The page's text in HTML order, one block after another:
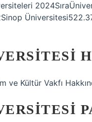
ve Kültür Vakfı